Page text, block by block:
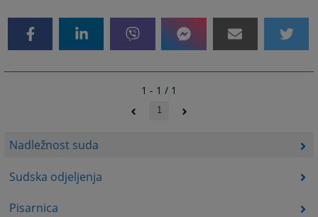
Nadležnost suda
Sudska odjeljenja
Pisarnica
1 - 1 / 1
1